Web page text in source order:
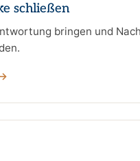
schließen
bringen und